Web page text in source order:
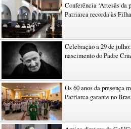
Conferência ‘Artesãs da
Patriarca recorda às
Celebração a 29 de
nascimento do Padre
Os 60 anos da presença
Patriarca garante no